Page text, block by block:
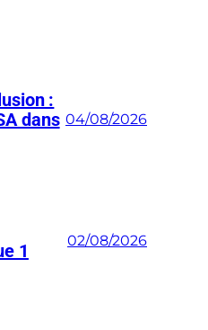
:
dans 04/08/2026
1
02/08/2026